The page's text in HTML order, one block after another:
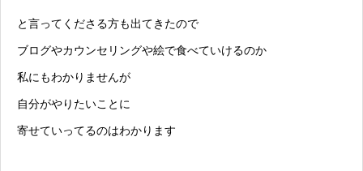
と言ってくださる方も出てきたので
ブログやカウンセリングや絵で食べていけるのか
私にもわかりませんが
自分がやりたいことに
寄せていってるのはわかります